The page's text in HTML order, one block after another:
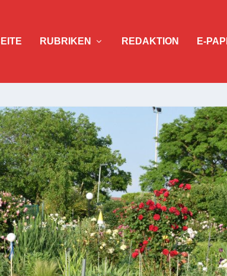
RUBRIKEN REDAKTION E-